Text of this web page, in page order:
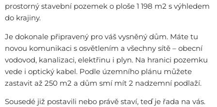
prostorný stavební pozemek o ploše 1 198 m2 s výhledem
do krajiny.
Je dokonale připravený pro váš vysněný dům. Máte tu
novou komunikaci s osvětlením a všechny sítě – obecní
vodovod, kanalizaci, elektřinu i plyn. Na hranici pozemku
vede i optický kabel. Podle územního plánu můžete
zastavit až 250 m2 a dům smí mít 2 nadzemní podlaží.
Sousedé již postavili nebo právě staví, teď je řada na vás.